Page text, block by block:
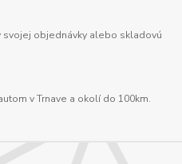
objednávky alebo skladovú
v Trnave a okolí do 100km.